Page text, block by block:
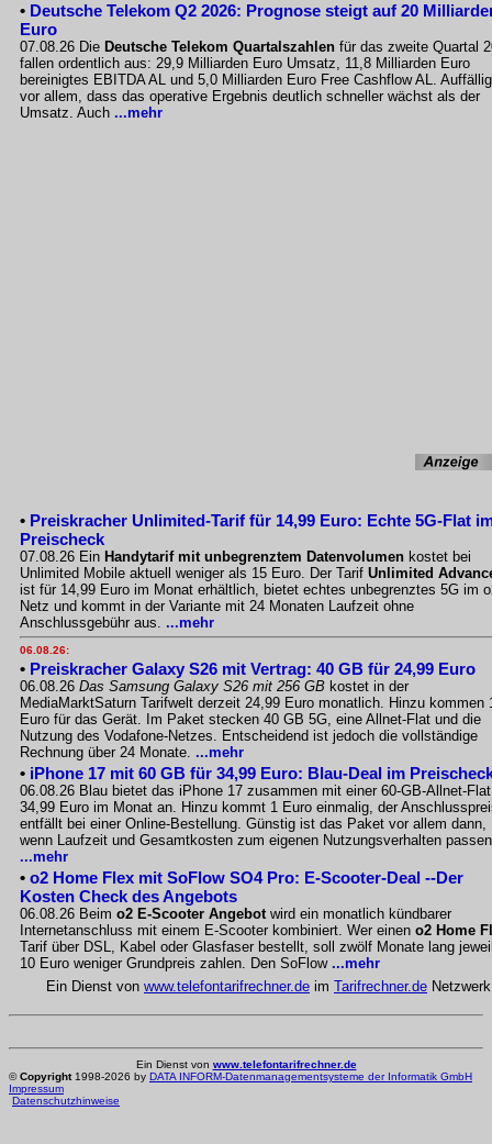
• Deutsche Telekom Q2 2026: Prognose steigt auf 20
Euro
07.08.26 Die Deutsche Telekom Quartalszahlen für das zweite Quartal
fallen ordentlich aus: 29,9 Milliarden Euro Umsatz, 11,8 Milliarden Euro
bereinigtes EBITDA AL und 5,0 Milliarden Euro Free Cashflow AL.
vor allem, dass das operative Ergebnis deutlich schneller wächst als der
Umsatz. Auch ...mehr
• Preiskracher Unlimited-Tarif für 14,99 Euro: Echte 5G-Flat
Preischeck
07.08.26 Ein Handytarif mit unbegrenztem Datenvolumen kostet bei
Unlimited Mobile aktuell weniger als 15 Euro. Der Tarif Unlimited
ist für 14,99 Euro im Monat erhältlich, bietet echtes unbegrenztes 5G im
Netz und kommt in der Variante mit 24 Monaten Laufzeit ohne
Anschlussgebühr aus. ...mehr
06.08.26:
• Preiskracher Galaxy S26 mit Vertrag: 40 GB für 24,99 Euro
06.08.26 Das Samsung Galaxy S26 mit 256 GB kostet in der
MediaMarktSaturn Tarifwelt derzeit 24,99 Euro monatlich. Hinzu kommen
Euro für das Gerät. Im Paket stecken 40 GB 5G, eine Allnet-Flat und die
Nutzung des Vodafone-Netzes. Entscheidend ist jedoch die vollständige
Rechnung über 24 Monate. ...mehr
• iPhone 17 mit 60 GB für 34,99 Euro: Blau-Deal im
06.08.26 Blau bietet das iPhone 17 zusammen mit einer 60-GB-Allnet-
34,99 Euro im Monat an. Hinzu kommt 1 Euro einmalig, der
entfällt bei einer Online-Bestellung. Günstig ist das Paket vor allem dann,
wenn Laufzeit und Gesamtkosten zum eigenen Nutzungsverhalten
...mehr
• o2 Home Flex mit SoFlow SO4 Pro: E-Scooter-Deal --Der
Kosten Check des Angebots
06.08.26 Beim o2 E-Scooter Angebotwird ein monatlich kündbarer
Internetanschluss mit einem E-Scooter kombiniert. Wer einen o2 Home
Tarif über DSL, Kabel oder Glasfaser bestellt, soll zwölf Monate lang
10 Euro weniger Grundpreis zahlen. Den SoFlow ...mehr
Ein Dienst von www.telefontarifrechner.de im Tarifrechner.de Netzwerk
Ein Dienst von www.telefontarifrechner.de
©Copyright1998-2026 by DATA INFORM-Datenmanagementsysteme der Informatik GmbH
Impressum
Datenschutzhinweise